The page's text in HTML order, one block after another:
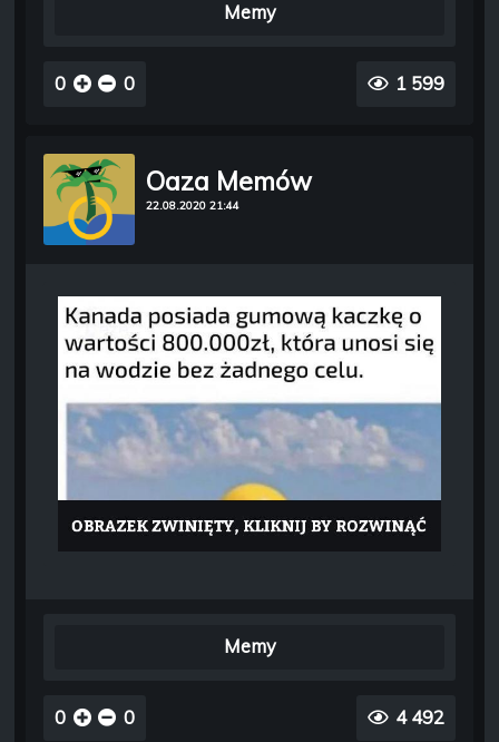
Memy
0 0 1 599
Oaza Memów
22.08.2020 21:44
Memy
0 0 4 492